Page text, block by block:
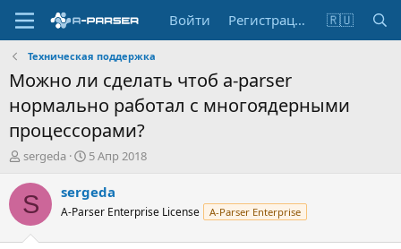
Войти Регистрация 🇷🇺
Техническая поддержка
Можно ли сделать чтоб a-parser
нормально работал с многоядерными
процессорами?
А
т
о
т
sergeda
Д
т
а
н
5 Апр 2018
S sergeda
A-Parser Enterprise License A-Parser Enterprise